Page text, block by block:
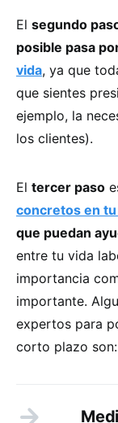
El segundo
posible pasa
vida, ya que
que sientes
ejemplo, la
los clientes).
El tercer paso
concretos en
que puedan
entre tu vida
importancia
importante.
expertos para
corto plazo son: